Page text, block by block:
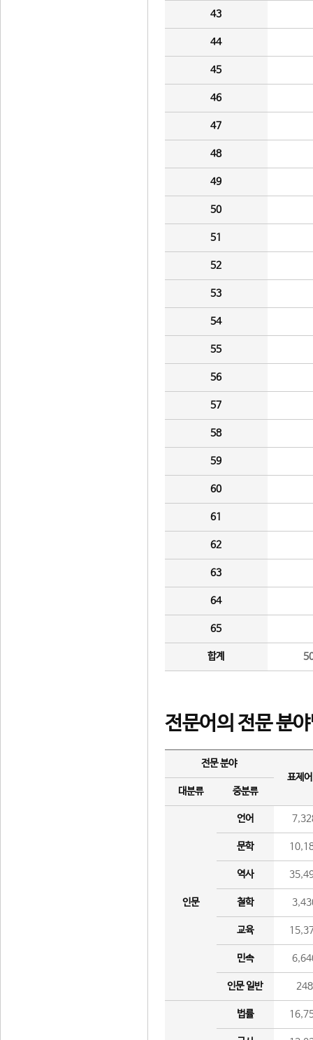
43
44
45
46
47
48
49
50
51
52
53
54
55
56
57
58
59
60
61
62
63
64
65
합계
전문어의 전문 분
전문 분야
표제
대분류
중분류
인문
언어
문학
역사
철학
교육
민속
인문 일반 248
법률